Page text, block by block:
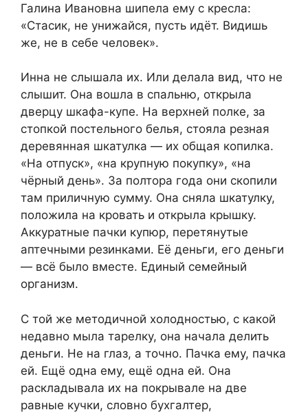
Галина Ивановна шипела ему с кресла:
«Стасик, не унижайся, пусть идёт. Видишь
же, не в себе человек».
Инна не слышала их. Или делала вид, что не
слышит. Она вошла в спальню, открыла
дверцу шкафа-купе. На верхней полке, за
стопкой постельного белья, стояла резная
деревянная шкатулка — их общая копилка.
«На отпуск», «на крупную покупку», «на
чёрный день». За полтора года они скопили
там приличную сумму. Она сняла шкатулку,
положила на кровать и открыла крышку.
Аккуратные пачки купюр, перетянутые
аптечными резинками. Её деньги, его деньги
— всё было вместе. Единый семейный
организм.
С той же методичной холодностью, с какой
недавно мыла тарелку, она начала делить
деньги. Не на глаз, а точно. Пачка ему, пачка
ей. Ещё одна ему, ещё одна ей. Она
раскладывала их на покрывале на две
равные кучки, словно бухгалтер,